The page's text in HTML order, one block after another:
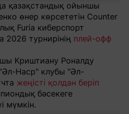
қазақстандық ойыншы
өнер көрсететін Counter
Furia киберспорт
2026 турнирінің плей-офф
Криштиану Роналду
Наср" клубы "Әл-
жеңісті қолдан беріп
бәсекеге
мүмкін.